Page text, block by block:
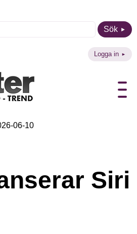
Sök
Logga in
06-10
Siri